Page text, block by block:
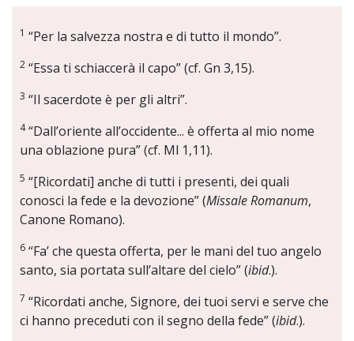
1 “Per la salvezza nostra e di tutto il mondo”.
2 “Essa ti schiaccerà il capo” (cf. Gn 3,15).
3 “Il sacerdote è per gli altri”.
4“Dall’oriente all’occidente... è offerta al mio nome
una oblazione pura” (cf. Ml 1,11).
5 “[Ricordati] anche di tutti i presenti, dei quali
conosci la fede e la devozione” (Missale Romanum,
Canone Romano).
6 “Fa’ che questa offerta, per le mani del tuo angelo
santo, sia portata sull’altare del cielo” (ibid.).
7 “Ricordati anche, Signore, dei tuoi servi e serve che
ci hanno preceduti con il segno della fede” (ibid.).